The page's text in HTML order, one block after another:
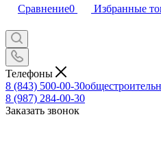
Сравнение0 Избранные
Телефоны
8 (843) 500-00-30
8 (987) 284-00-30
Заказать звонок